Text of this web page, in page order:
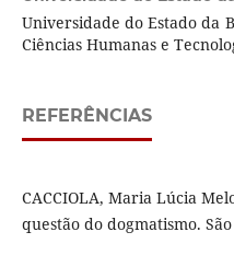
Universidade do Estado da
Ciências Humanas e
REFERÊNCIAS
CACCIOLA, Maria Lúcia
questão do dogmatismo. São